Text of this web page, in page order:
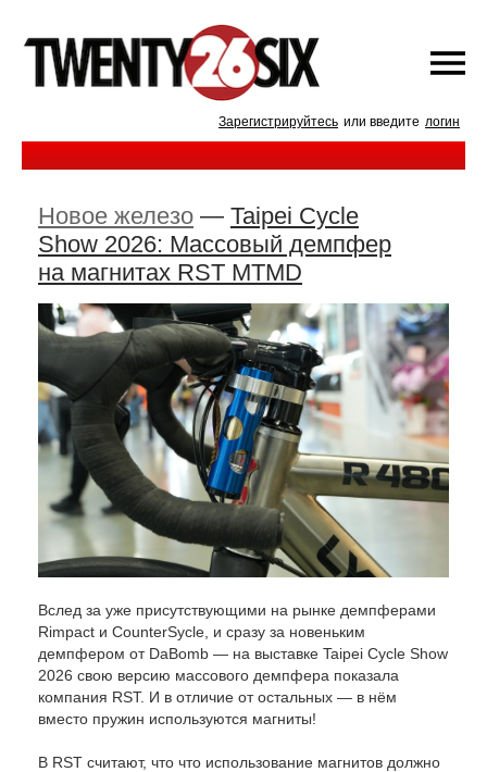
Зарегистрируйтесь или введите логин
Новое железо — Taipei Cycle
Show 2026: Массовый демпфер
на магнитах RST MTMD
Вслед за уже присутствующими на рынке демпферами
Rimpact и CounterSycle, и сразу за новеньким
демпфером от DaBomb — на выставке Taipei Cycle Show
2026 свою версию массового демпфера показала
компания RST. И в отличие от остальных — в нём
вместо пружин используются магниты!
В RST считают, что что использование магнитов должно